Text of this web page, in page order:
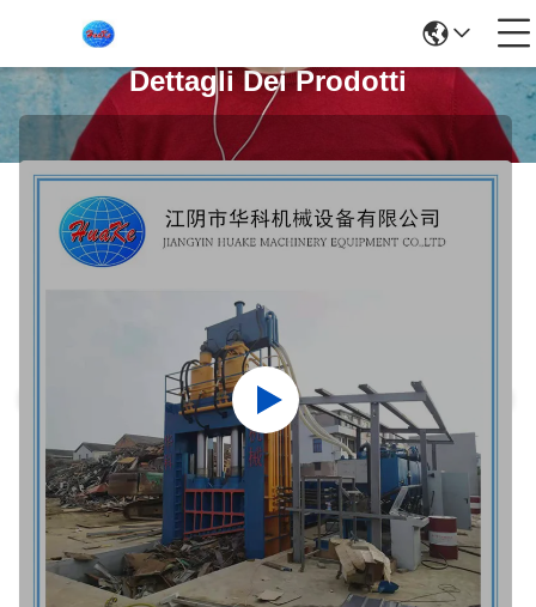
Dettagli Dei Prodotti